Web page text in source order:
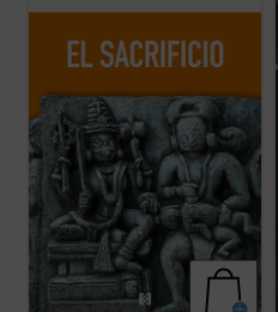
girardiano, pues el sacrificio no es un tema
cualquiera de la antropología o de la ...